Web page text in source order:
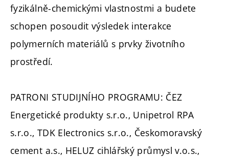
fyzikálně-chemickými vlastnostmi a budete
schopen posoudit výsledek interakce
polymerních materiálů s prvky životního
prostředí.
PATRONI STUDIJNÍHO PROGRAMU: ČEZ
Energetické produkty s.r.o., Unipetrol RPA
s.r.o., TDK Electronics s.r.o., Českomoravský
cement a.s., HELUZ cihlářský průmysl v.o.s.,